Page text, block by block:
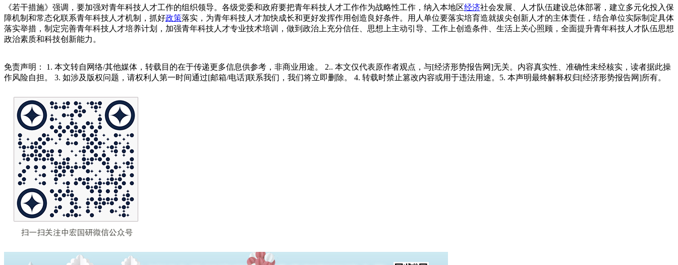
《若干措施》强调，要加强对青年科技人才工作的组织领导。各级党委和政府要把青年科技人才工作作为战略性工作，纳入本地区经济社会发展、人才队伍建设总体部署，建立多元化投入保
障机制和常态化联系青年科技人才机制，抓好政策落实，为青年科技人才加快成长和更好发挥作用创造良好条件。用人单位要落实培育造就拔尖创新人才的主体责任，结合单位实际制定具体
落实举措，制定完善青年科技人才培养计划，加强青年科技人才专业技术培训，做到政治上充分信任、思想上主动引导、工作上创造条件、生活上关心照顾，全面提升青年科技人才队伍思想
政治素质和科技创新能力。
免责声明： 1. 本文转自网络/其他媒体，转载目的在于传递更多信息供参考，非商业用途。 2.. 本文仅代表原作者观点，与[经济形势报告网]无关。内容真实性、准确性未经核实，读者据此操
作风险自担。 3. 如涉及版权问题，请权利人第一时间通过[邮箱/电话]联系我们，我们将立即删除。 4. 转载时禁止篡改内容或用于违法用途。5. 本声明最终解释权归[经济形势报告网]所有。